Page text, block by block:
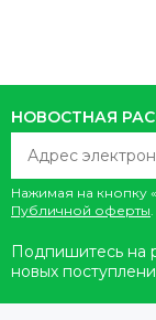
НОВОСТНАЯ
Нажимая на кнопку
Публичной оферты.
Подпишитесь на
новых